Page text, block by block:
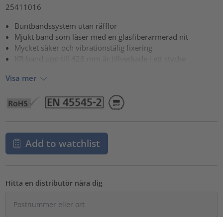
25411016
Buntbandssystem utan räfflor
Mjukt band som låser med en glasfiberarmerad nit
Mycket säker och vibrationstålig fixering
Visa mer
Add to watchlist
Hitta en distributör nära dig